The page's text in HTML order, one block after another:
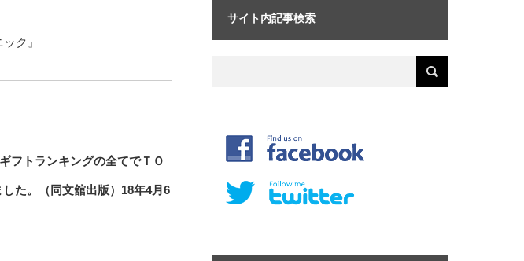
ク』
フトランキングの全てでＴＯ
た。（同文舘出版）18年4月6
サイト内記事検索